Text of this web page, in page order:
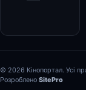
© 2026 Кінопортал. Усі
Розроблено SitePro